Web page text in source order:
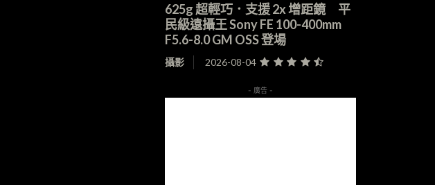
625g 超輕巧．支援 2x 增距鏡 平
民級遠攝王 Sony FE 100-400mm
F5.6-8.0 GM OSS 登場
攝影 2026-08-04
- 廣告 -